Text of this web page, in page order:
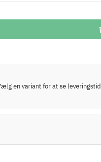
en variant for at se leveringstid